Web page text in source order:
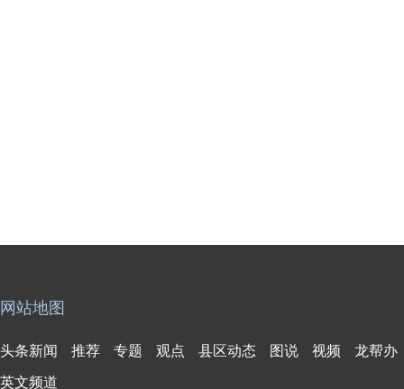
网站地图
头条新闻 推荐 专题 观点 县区动态 图说 视频 龙帮办
英文频道